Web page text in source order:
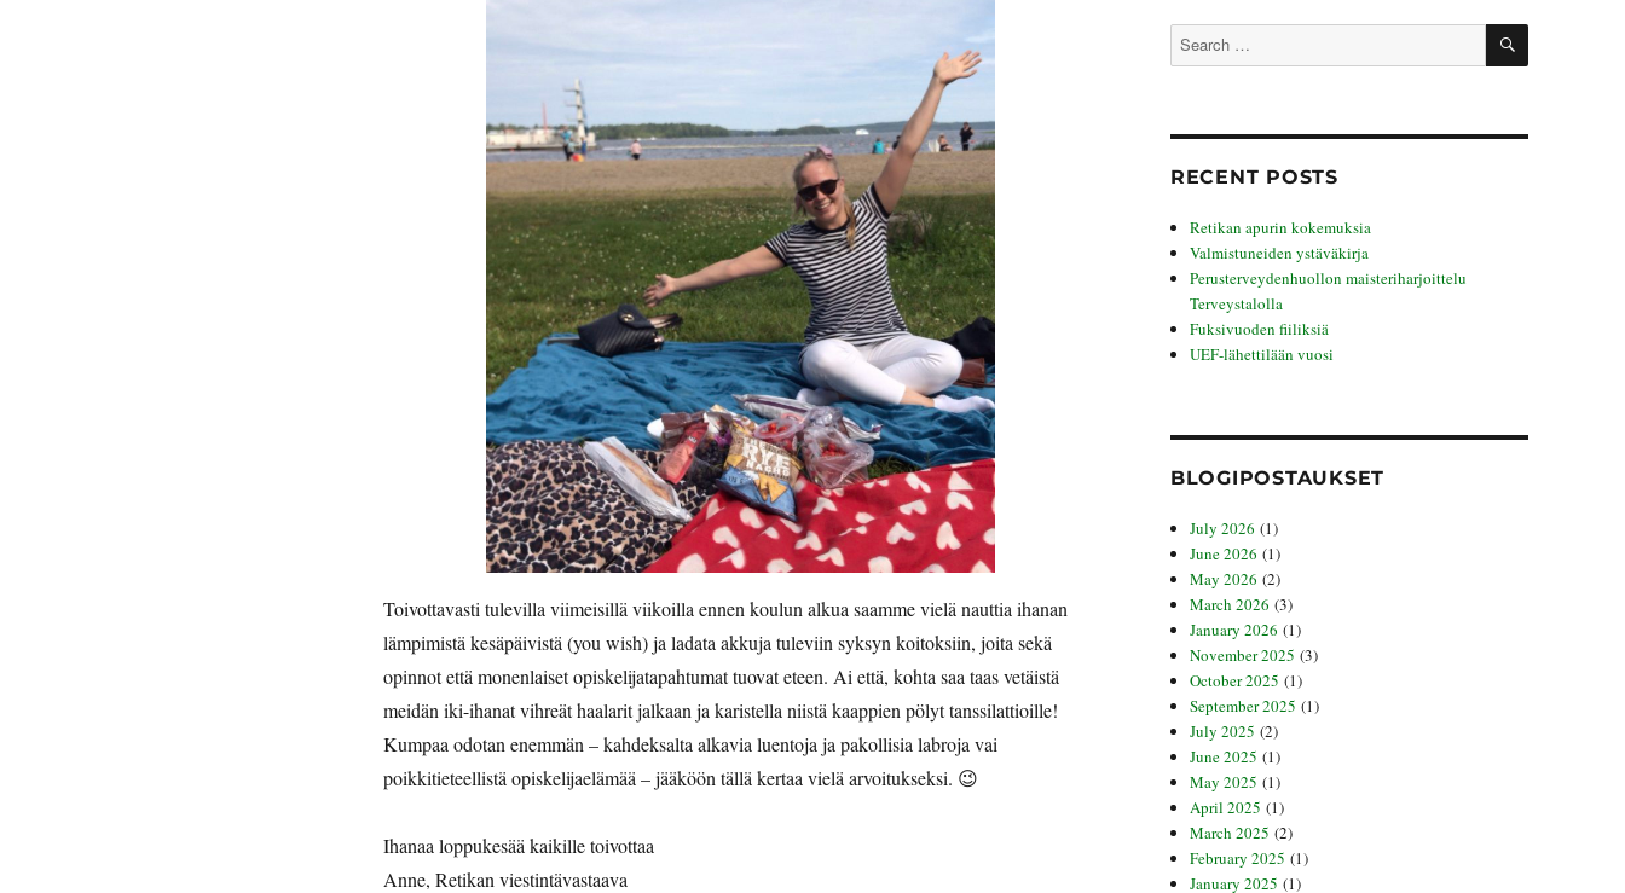
Toivottavasti tulevilla viimeisillä viikoilla ennen koulun alkua saamme vielä nauttia ihanan
lämpimistä kesäpäivistä (you wish) ja ladata akkuja tuleviin syksyn koitoksiin, joita sekä
opinnot että monenlaiset opiskelijatapahtumat tuovat eteen. Ai että, kohta saa taas vetäistä
meidän iki-ihanat vihreät haalarit jalkaan ja karistella niistä kaappien pölyt tanssilattioille!
Kumpaa odotan enemmän – kahdeksalta alkavia luentoja ja pakollisia labroja vai
poikkitieteellistä opiskelijaelämää – jääköön tällä kertaa vielä arvoitukseksi. 😉
Ihanaa loppukesää kaikille toivottaa
Anne, Retikan viestintävastaava
Search
for:
SEARCH
RECENT POSTS
Retikan apurin kokemuksia
Valmistuneiden ystäväkirja
Perusterveydenhuollon maisteriharjoittelu
Terveystalolla
Fuksivuoden fiiliksiä
UEF-lähettilään vuosi
BLOGIPOSTAUKSET
July 2026 (1)
June 2026 (1)
May 2026 (2)
March 2026 (3)
January 2026 (1)
November 2025 (3)
October 2025 (1)
September 2025 (1)
July 2025 (2)
June 2025 (1)
May 2025 (1)
April 2025 (1)
March 2025 (2)
February 2025 (1)
January 2025 (1)